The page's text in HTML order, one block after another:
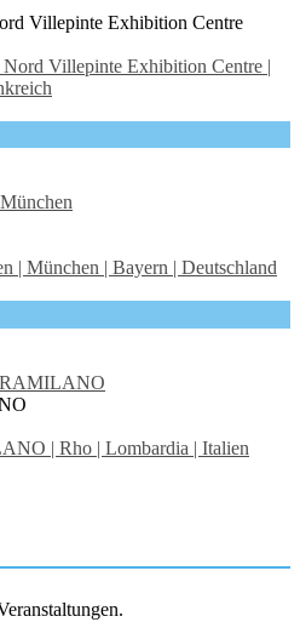
Villepinte Exhibition Centre